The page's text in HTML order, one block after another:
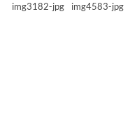
img3182-jpg
img4583-jpg